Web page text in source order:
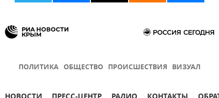
ПОЛИТИКА ОБЩЕСТВО ПРОИСШЕСТВИЯ ВИЗУАЛ